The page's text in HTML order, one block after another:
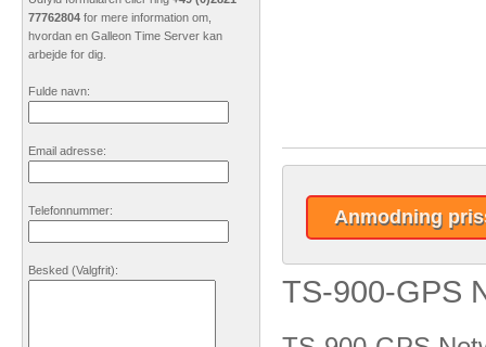
Anmodning
TS-900-GPS
77762804 for mere information om,
hvordan en Galleon Time Server kan
arbejde for dig.
Fulde navn:
Email adresse:
Telefonnummer:
Besked (Valgfrit):